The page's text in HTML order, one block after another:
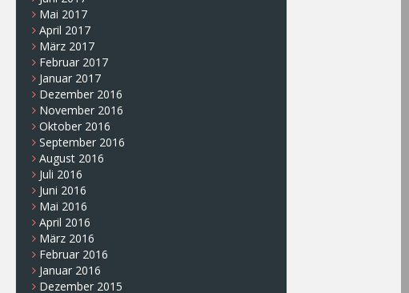
Mai 2017
April 2017
März 2017
Februar 2017
Januar 2017
Dezember 2016
November 2016
Oktober 2016
September 2016
August 2016
Juli 2016
Juni 2016
Mai 2016
April 2016
März 2016
Februar 2016
Januar 2016
Dezember 2015